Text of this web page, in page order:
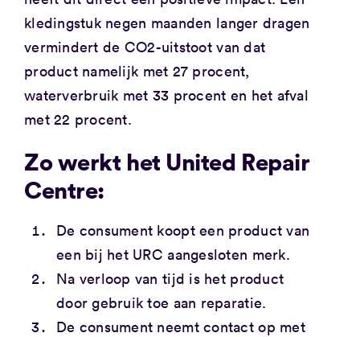
kledingstuk negen maanden langer dragen
vermindert de CO2-uitstoot van dat
product namelijk met 27 procent,
waterverbruik met 33 procent en het afval
met 22 procent.
Zo werkt het United Repair
Centre:
De consument koopt een product van
een bij het URC aangesloten merk.
Na verloop van tijd is het product
door gebruik toe aan reparatie.
De consument neemt contact op met